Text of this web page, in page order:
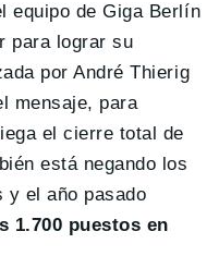
equipo de Giga Berlín
para lograr su
por André Thierig
mensaje, para
el cierre total de
está negando los
y el año pasado
1.700 puestos en